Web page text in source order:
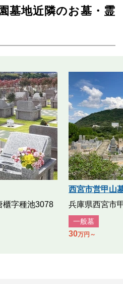
墓地近隣のお墓・霊
櫃字種池3078
西宮市営甲山
兵庫県西宮市
一般墓
30万円～